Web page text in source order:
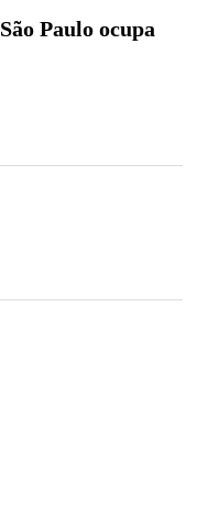
Paulo ocupa